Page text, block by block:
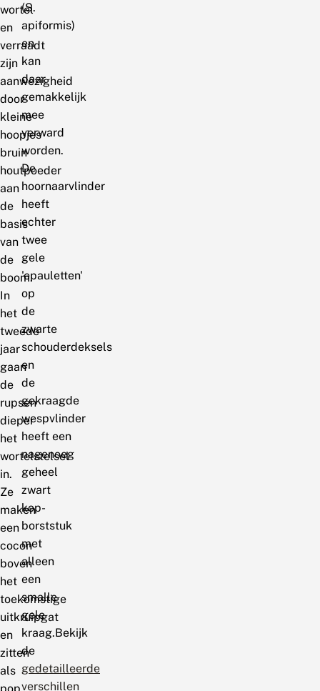
wortel
en
verraadt
zijn
aanwezigheid
door
kleine
hoopjes
bruin
houtpoeder
aan
de
basis
van
de
boom.
In
het
tweede
jaar
gaan
de
rupsen
dieper
het
wortelstelsel
in.
Ze
maken
een
cocon
boven
het
toekomstige
uitkruipgat
en
zitten
als
(S.
apiformis)
en
kan
daar
gemakkelijk
mee
verward
worden.
De
hoornaarvlinder
heeft
echter
twee
gele
'epauletten'
op
de
zwarte
schouderdeksels
en
de
gekraagde
wespvlinder
heeft een
nagenoeg
geheel
zwart
kop-
borststuk
met
alleen
een
smalle
gele
kraag.Bekijk
de
gedetailleerde
verschillen